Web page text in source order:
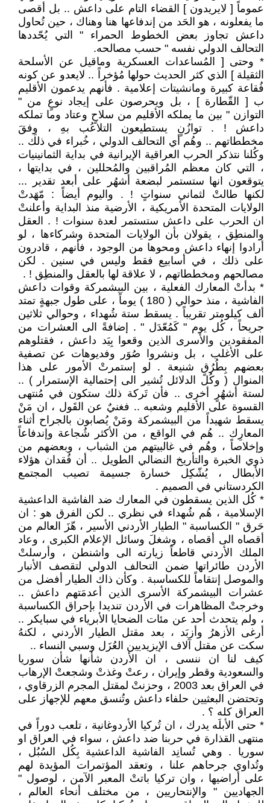
عموماً [ لايريدون ] القضاء التام على داعش .. بل أقصى
ما يفعلونه ، هو الحَد من إندفاعها هنا وهناك ، حين تُحاول
داعش تجاوز بعض الخطوط الحمراء " التي يُحّددها
التحالف الدولي نفسه " حسب مصالحه.
* وحتى [ المُساعدات العسكرية وماقيل عن الأسلحة
الثقيلة ] الذي كثر الحديث حولها مُؤخراً .. لايعدو عن كونه
فُقاعة كبيرة ومانشيتات إعلامية . فأنهم يدعمون الأقليم
ب [ القّطارة ] ، بل ويحرصون على إيجاد نوعٍ من "
التوازن " بين ما يملكه الأقليم من سلاحٍ وعتاد وما تملكه
داعش ! . توازُنٍ يستطيعون التلاعُب بهِ ، وِفقَ
مخططاتهم .. وهُم أي التحالف الدولي ، خُبراء في ذلك ..
وكُلنا نتذكر الحرب العراقية الإيرانية في بداية الثمانينيات
، التي كان معظم المُراقبين والمُحللين ، في بدايتها ،
يتوقعون انها ستستمر لبضعة أشهُر على أبعد تقدير ...
لكنها طالتْ لثماني سنواتٍ ! . واليوم أيضاً : مّهَدتْ
الولايات المتحدة الأمريكية ، الأرضية منذ البداية وأعلنتْ
ان الحرب على داعش ستستمر لعدة سنوات ! . العقل
والمنطِق ، يقولان بأن الولايات المتحدة وشركاءها ، لو
أرادوا إنهاء داعش ومحوها من الوجود ، فأنهم ، قادرون
على ذلك ، في أسابيع فقط وليس في سنين . لكن
مصالحهم ومخططاتهم ، لا علاقة لها بالعقل والمنطِق ! .
* بدأتْ المعارك الفعلية ، بين البيشمركة وقوات داعش
الفاشية ، منذ حوالي ( 180 ) يوماً ، على طول جبهةٍ تمتد
ألف كيلومتر تقريباً . يسقط ستة شُهداء ، وحوالي ثلاثين
جريحاً ، كُل يوم " كَمُعّدَل " . إضافةً الى العشرات من
المفقودين والأسرى الذين وقعوا بِيَد داعش ، فقتلوهم
على الأغلب ، بل ونشروا صُوَر وفديوهات عن تصفية
بعضهم بِطُرُقٍ شنيعة . لو إستمرتْ الأمور على هذا
المنوال ( وكُل الدلائل تُشير الى إحتمالية الإستمرار ) ..
لستة أشهُرٍ أخرى .. فأن تَركة ذلك ستكون في مُنتهى
القسوة على الأقليم وشعبه .. فغنيٌ عن القَول ، ان مَنْ
يسقط شهيداً من البيشمركة ومَنْ يُصابون بالجراح أثناء
المعارِك .. هُم في الواقع ، من الأكثر شُجاعة وإندفاعاً
وإخلاصاً ، وهُم في غالبيتهم من الشباب ، وبعضهم من
ذوي الخبرة والتأريخ النضالي الطويل .. أن فُقدان هؤلاء
الأبطال ، يُشّكِل خسارة جسيمة تصيب المجتمع
الكردستاني في الصميم .
* كُل الذين يسقطون في المعارك ضد الفاشية الداعشية
الإسلامية ، هُم شُهداء في نظري .. لكن الفرق هو : ان
حَرق " الكساسبة " الطيار الأردني الأسير ، هّزَ العالم من
أقصاه الى أقصاه ، وشغلَ وسائل الإعلام الكبرى ، وعاد
الملك الأردني قاطعاً زيارته الى واشنطن ، وأرسلتْ
الأردن طائراتها ضمن التحالف الدولي لتقصف الأنبار
والموصل إنتقاماً للكساسبة . وكأن ذاك الطيار أفضل من
عشرات البيشمركة الأسرى الذين أعدمَتهم داعش ..
وخرجتْ المظاهرات في الأردن تنديدا بإحراق الكساسبة
، ولم يتحدث أحد عن مئات الضحايا الأبرياء في سبايكر ..
أرغى الأزهرُ وأزبَد ، بعد مقتل الطيار الأردني ، لكنهُ
سكت عن مقتل آلاف الإيزيديين العُزَل وسبي النساء ..
كيف لنا ان ننسى ، ان الأردن شأنها شأن سوريا
والسعودية وقطر وإيران ، رعتْ وغذتْ وشجعتْ الإرهاب
في العراق بعد 2003 ، وحزنتْ لمقتل المجرم الزرقاوي ،
وتحتضن البعثيين حلفاء داعش وتُنسق معهم للإجهاز على
العراق كله ؟ .
* حتى الأبلَه يدرك ، ان تُركيا الأردوغانية ، تلعب دوراً في
منتهى القذارة في حربنا ضد داعش ، سواء في العراق او
سوريا . وهي تُسانِد الفاشية الداعشية بِكُل السُبُل ،
وتُداوي جرحاهم علنا ، وتعقد المؤتمرات المؤيدة لهم
على أراضيها ، وان تركيا باتتْ المعبر الآمن ، لوصول "
الجهاديين " والإنتحاريين ، من مختلف أنحاء العالم ،